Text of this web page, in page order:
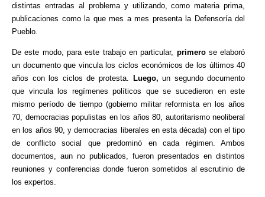
distintas entradas al problema y utilizando, como materia prima,
publicaciones como la que mes a mes presenta la Defensoría del
Pueblo.
De este modo, para este trabajo en particular, primerose elaboró
un documento que vincula los ciclos económicos de los últimos 40
años con los ciclos de protesta. Luego, un segundo documento
que vincula los regímenes políticos que se sucedieron en este
mismo período de tiempo (gobierno militar reformista en los años
70, democracias populistas en los años 80, autoritarismo neoliberal
en los años 90, y democracias liberales en esta década) con el tipo
de conflicto social que predominó en cada régimen. Ambos
documentos, aun no publicados, fueron presentados en distintos
reuniones y conferencias donde fueron sometidos al escrutinio de
los expertos.